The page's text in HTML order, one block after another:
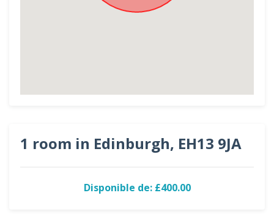
1 room in Edinburgh, EH13 9JA
Disponible de: £400.00